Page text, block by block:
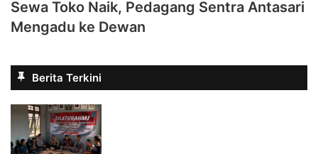
Sewa Toko Naik, Pedagang Sentra Antasari
Mengadu ke Dewan
Berita Terkini